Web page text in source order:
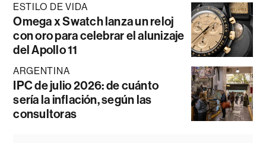
ESTILO DE VIDA
Omega x Swatch lanza un reloj
con oro para celebrar el alunizaje
del Apollo 11
ARGENTINA
IPC de julio 2026: de cuánto
sería la inflación, según las
consultoras